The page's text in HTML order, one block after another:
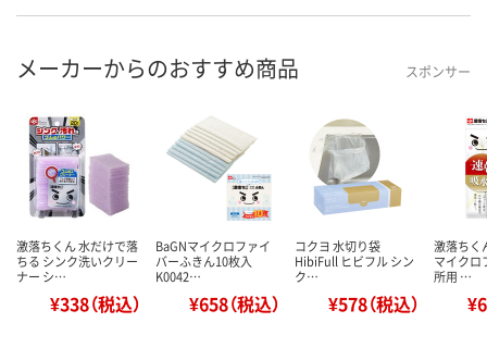
メーカーからのおすすめ商品 スポンサー
激落ちくん 水だけで落
ちる シンク洗いクリー
ナー シ…
¥338（税込）
BaGNマイクロファイ
バーふきん10枚入
K0042…
¥658（税込）
コクヨ 水切り袋
HibiFull ヒビフル シン
ク…
¥578（税込）
激落ちく
マイクロ
所用 …